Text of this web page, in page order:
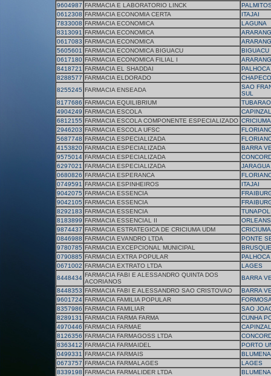
9604987 FARMACIA E LABORATORIO LINCK
0612308 FARMACIA ECONOMIA CERTA
ITAJAI
7833008 FARMACIA ECONOMICA
LAGUNA
8313091 FARMACIA ECONOMICA
0617083 FARMACIA ECONOMICA
5605601 FARMACIA ECONOMICA BIGUACU
BIGUACU
0617180 FARMACIA ECONOMICA FILIAL I
8418721 FARMACIA EL SHADDAI
PALHOCA
8288577 FARMACIA ELDORADO
CHAPECO
8255245 FARMACIA ENSEADA
SAO
SUL
8177686 FARMACIA EQUILIBRIUM
TUBARAO
4904249 FARMACIA ESCOLA
CAPINZAL
6812155 FARMACIA ESCOLA COMPONENTE ESPECIALIZADO CRICIUMA
2946203 FARMACIA ESCOLA UFSC
5687748 FARMACIA ESPECIALIZADA
4153820 FARMACIA ESPECIALIZADA
BARRA
9575014 FARMACIA ESPECIALIZADA
6297021 FARMACIA ESPECIALIZADA
0680826 FARMACIA ESPERANCA
0749591 FARMACIA ESPINHEIROS
ITAJAI
9042075 FARMACIA ESSENCIA
9042105 FARMACIA ESSENCIA
8292183 FARMACIA ESSENCIA
8183899 FARMACIA ESSENCIAL II
ORLEANS
9874437 FARMACIA ESTRATEGICA DE CRICIUMA UDM
CRICIUMA
0846988 FARMACIA EVANDRO LTDA
PONTE
9780785 FARMACIA EXCEPCIONAL MUNICIPAL
BRUSQUE
0790885 FARMACIA EXTRA POPULAR
PALHOCA
0671002 FARMACIA EXTRATO LTDA
LAGES
8448434 FARMACIA FABI E ALESSANDRO QUINTA DOS
ACORIANOS
BARRA
8448353 FARMACIA FABI E ALESSANDRO SAO CRISTOVAO
BARRA
9601724 FARMACIA FAMILIA POPULAR
8357986 FARMACIA FAMILIAR
SAO
8289131 FARMACIA FARMA FARMA
CUNHA
4970446 FARMACIA FARMAE
CAPINZAL
8126356 FARMACIA FARMAGOSS LTDA
8363412 FARMACIA FARMAIDEL
PORTO
0499331 FARMACIA FARMAIS
0673757 FARMACIA FARMALAGES
LAGES
8339198 FARMACIA FARMALIDER LTDA